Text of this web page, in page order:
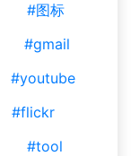
#图标
#gmail
#youtube
#flickr
#tool